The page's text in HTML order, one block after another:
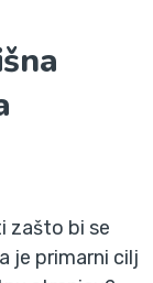
zašto bi se
je primarni cilj